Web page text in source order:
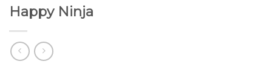
Happy Ninja